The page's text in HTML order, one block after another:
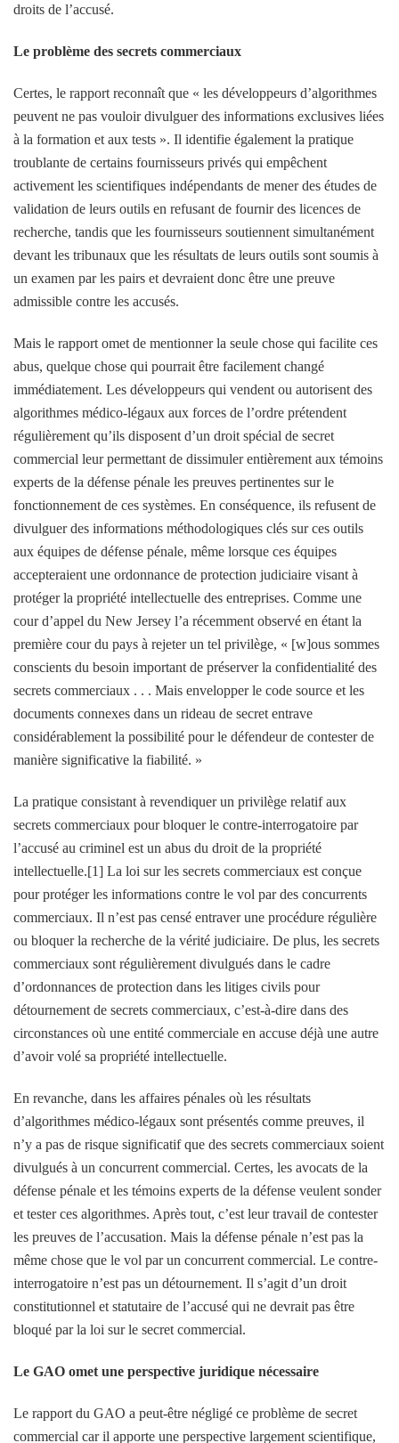
droits de l’accusé.
Le problème des secrets commerciaux
Certes, le rapport reconnaît que « les développeurs d’algorithmes
peuvent ne pas vouloir divulguer des informations exclusives liées
à la formation et aux tests ». Il identifie également la pratique
troublante de certains fournisseurs privés qui empêchent
activement les scientifiques indépendants de mener des études de
validation de leurs outils en refusant de fournir des licences de
recherche, tandis que les fournisseurs soutiennent simultanément
devant les tribunaux que les résultats de leurs outils sont soumis à
un examen par les pairs et devraient donc être une preuve
admissible contre les accusés.
Mais le rapport omet de mentionner la seule chose qui facilite ces
abus, quelque chose qui pourrait être facilement changé
immédiatement. Les développeurs qui vendent ou autorisent des
algorithmes médico-légaux aux forces de l’ordre prétendent
régulièrement qu’ils disposent d’un droit spécial de secret
commercial leur permettant de dissimuler entièrement aux témoins
experts de la défense pénale les preuves pertinentes sur le
fonctionnement de ces systèmes. En conséquence, ils refusent de
divulguer des informations méthodologiques clés sur ces outils
aux équipes de défense pénale, même lorsque ces équipes
accepteraient une ordonnance de protection judiciaire visant à
protéger la propriété intellectuelle des entreprises. Comme une
cour d’appel du New Jersey l’a récemment observé en étant la
première cour du pays à rejeter un tel privilège, « [w]ous sommes
conscients du besoin important de préserver la confidentialité des
secrets commerciaux . . . Mais envelopper le code source et les
documents connexes dans un rideau de secret entrave
considérablement la possibilité pour le défendeur de contester de
manière significative la fiabilité. »
La pratique consistant à revendiquer un privilège relatif aux
secrets commerciaux pour bloquer le contre-interrogatoire par
l’accusé au criminel est un abus du droit de la propriété
intellectuelle.[1] La loi sur les secrets commerciaux est conçue
pour protéger les informations contre le vol par des concurrents
commerciaux. Il n’est pas censé entraver une procédure régulière
ou bloquer la recherche de la vérité judiciaire. De plus, les secrets
commerciaux sont régulièrement divulgués dans le cadre
d’ordonnances de protection dans les litiges civils pour
détournement de secrets commerciaux, c’est-à-dire dans des
circonstances où une entité commerciale en accuse déjà une autre
d’avoir volé sa propriété intellectuelle.
En revanche, dans les affaires pénales où les résultats
d’algorithmes médico-légaux sont présentés comme preuves, il
n’y a pas de risque significatif que des secrets commerciaux soient
divulgués à un concurrent commercial. Certes, les avocats de la
défense pénale et les témoins experts de la défense veulent sonder
et tester ces algorithmes. Après tout, c’est leur travail de contester
les preuves de l’accusation. Mais la défense pénale n’est pas la
même chose que le vol par un concurrent commercial. Le contre-
interrogatoire n’est pas un détournement. Il s’agit d’un droit
constitutionnel et statutaire de l’accusé qui ne devrait pas être
bloqué par la loi sur le secret commercial.
Le GAO omet une perspective juridique nécessaire
Le rapport du GAO a peut-être négligé ce problème de secret
commercial car il apporte une perspective largement scientifique,